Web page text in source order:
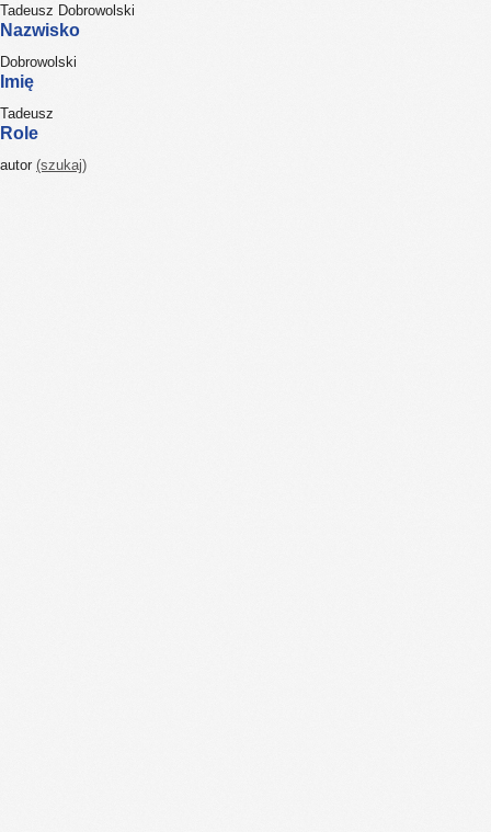
Tadeusz Dobrowolski
Nazwisko
Dobrowolski
Imię
Tadeusz
Role
autor (szukaj)